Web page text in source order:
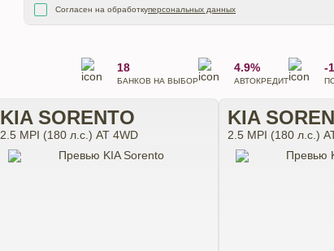
Согласен на обработкуперсональных данных
18
БАНКОВ НА ВЫБОР
4.9%
АВТОКРЕДИТ
-
KIA SORENTO
2.5 MPI (180 л.с.) АТ 4WD
KIA
2.5 MPI (180 л.с.)